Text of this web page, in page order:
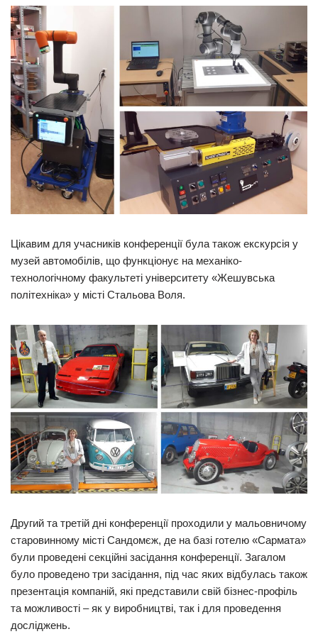
Цікавим для учасників конференції була також екскурсія у
музей автомобілів, що функціонує на механіко-
технологічному факультеті університету «Жешувська
політехніка» у місті Стальова Воля.
Другий та третій дні конференції проходили у мальовничому
старовинному місті Сандомєж, де на базі готелю «Сармата»
були проведені секційні засідання конференції. Загалом
було проведено три засідання, під час яких відбулась також
презентація компаній, які представили свій бізнес-профіль
та можливості – як у виробництві, так і для проведення
досліджень.